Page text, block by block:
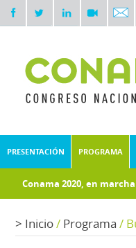
PRESENTACIÓN PROGRAMA
Conama 2020, en marcha
> Inicio/ Programa /